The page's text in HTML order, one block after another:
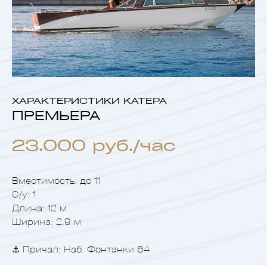
ХАРАКТЕРИСТИКИ КАТЕРА
ПРЕМЬЕРА
23.000 руб./час
Вместимость: до 11
С/у: 1
Длина: 12 м
Ширина: 2.9 м
⚓️ Причал: Наб. Фонтанки 64